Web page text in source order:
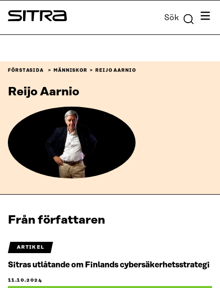
Skip to
content
Sitra Sök Meny
FÖRSTASIDA MÄNNISKOR REIJO AARNIO
Reijo Aarnio
Från författaren
ARTIKEL
Sitras utlåtande om Finlands cybersäkerhetsstrategi
11.10.2024